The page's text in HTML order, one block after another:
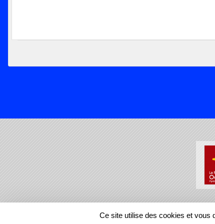
REGIONS
Ce site utilise des cookies et vous